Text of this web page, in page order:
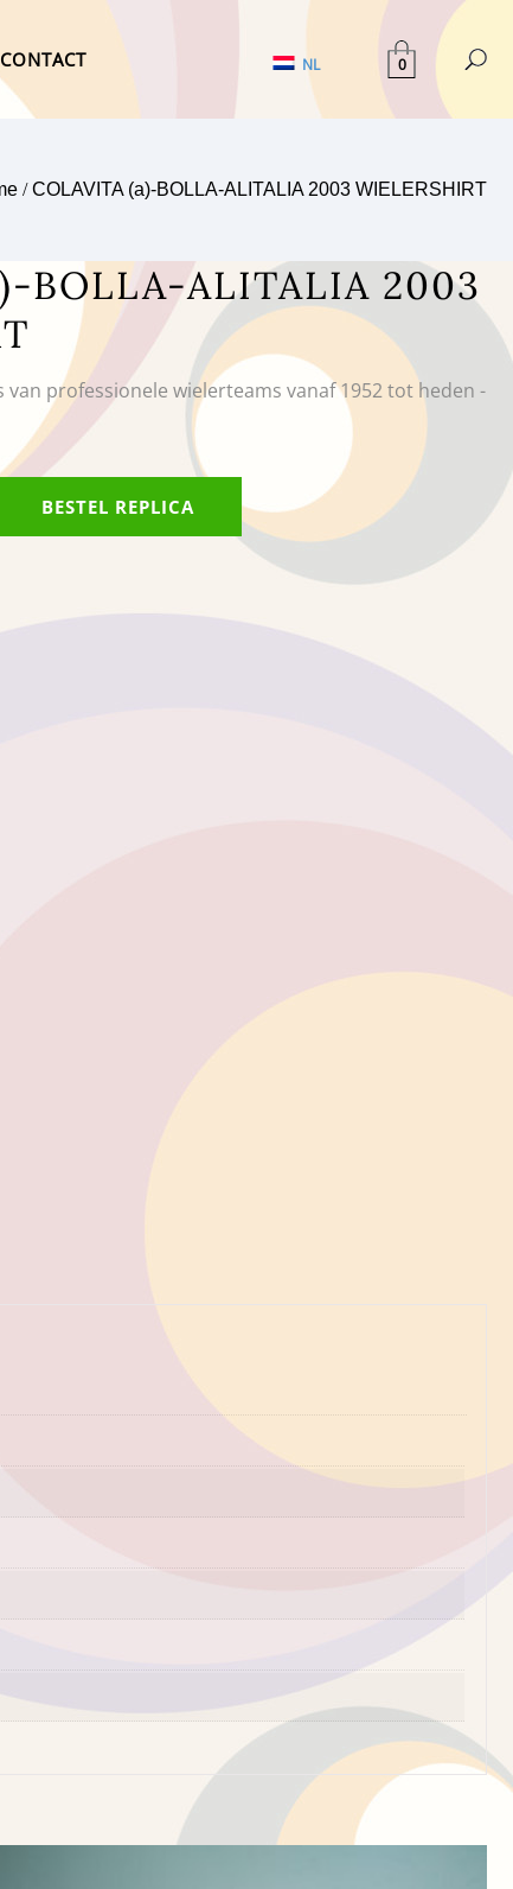
CONTACT NL 0
/COLAVITA (a)-BOLLA-ALITALIA 2003 WIELERSHIRT
BOLLA-ALITALIA 2003
professionele wielerteams vanaf 1952 tot heden -
BESTEL REPLICA